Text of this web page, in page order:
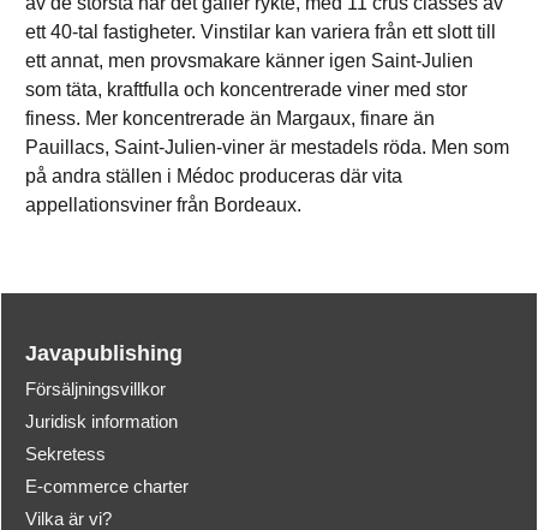
ett 40-tal fastigheter. Vinstilar kan variera från ett slott till
ett annat, men provsmakare känner igen Saint-Julien
som täta, kraftfulla och koncentrerade viner med stor
finess. Mer koncentrerade än Margaux, finare än
Pauillacs, Saint-Julien-viner är mestadels röda. Men som
på andra ställen i Médoc produceras där vita
appellationsviner från Bordeaux.
Javapublishing
Försäljningsvillkor
Juridisk information
Sekretess
E-commerce charter
Vilka är vi?